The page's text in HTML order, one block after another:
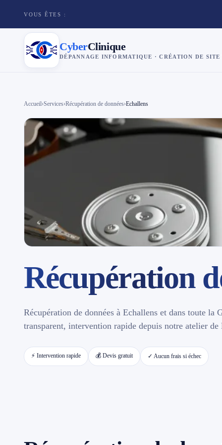
VOUS ÊTES :
CyberClinique
DÉPANNAGE INFORMATIQUE · CRÉATION DE SITE
Services
Réparation téléphone
Contact
📱 Réparation téléphone par marque
📍 LOCALITÉS DESSERVIES
Région d'Yverdon 6
Accueil›Services›Récupération de données›Echallens
Récupération
Récupération de données à Echallens et dans toute
transparent, intervention rapide depuis notre atelier
⚡ Intervention rapide 💰 Devis gratuit ✓ Aucun frais si échec